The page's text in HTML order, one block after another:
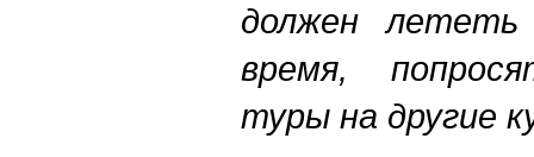
должен
время,
туры на другие